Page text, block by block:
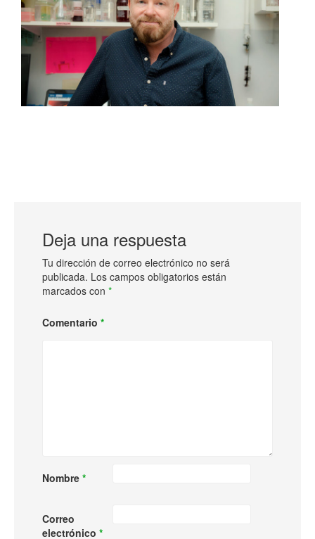
Deja una respuesta
Tu dirección de correo electrónico no será
publicada. Los campos obligatorios están
marcados con *
Comentario *
Nombre *
Correo
electrónico *